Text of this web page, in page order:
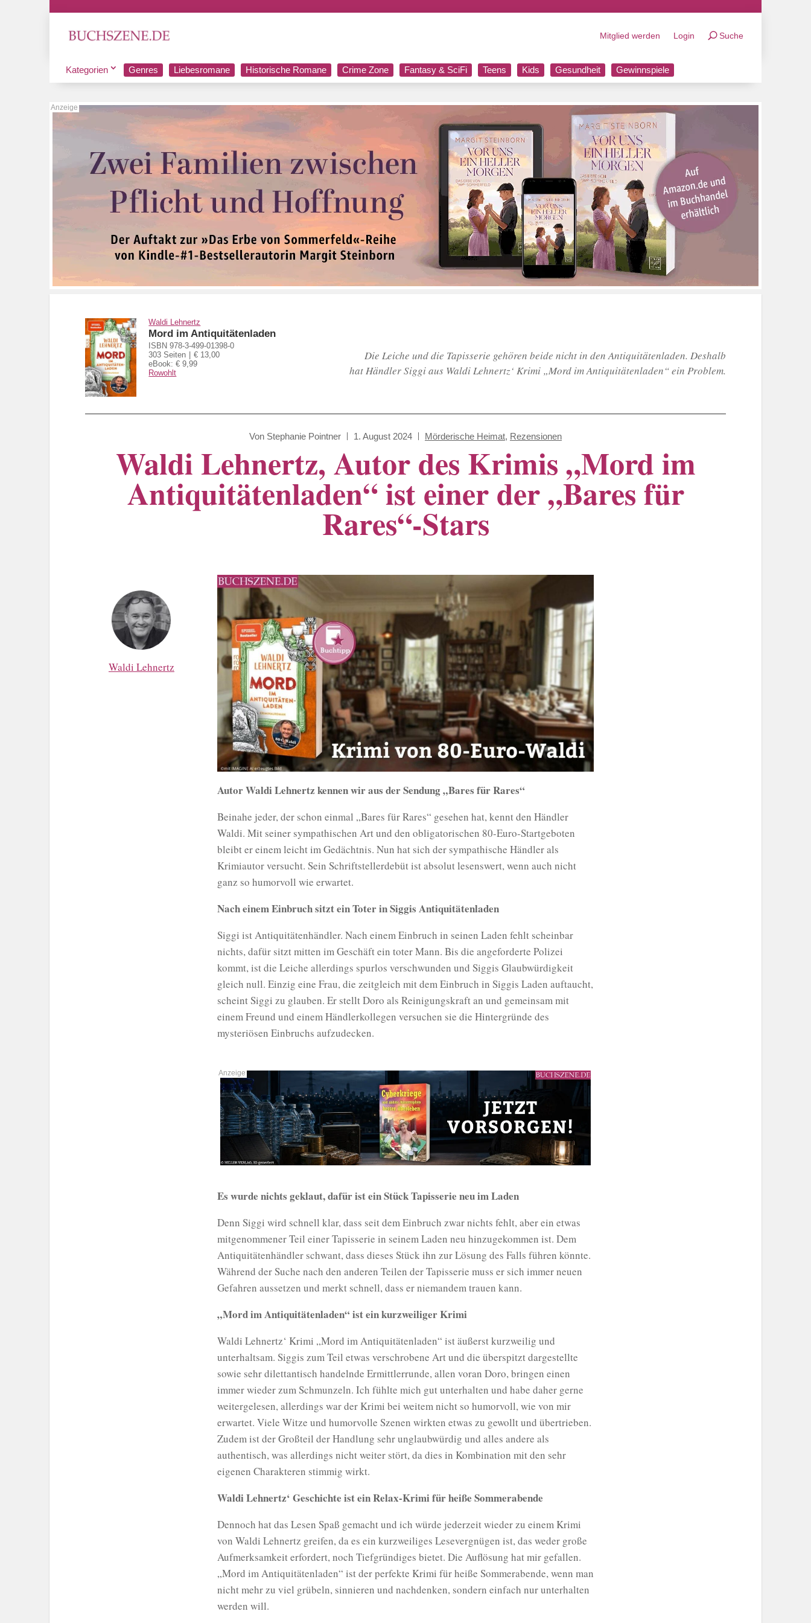
Mitglied werden Login Suche
Kategorien Genres Liebesromane Historische Romane Crime Zone Fantasy & SciFi Teens Kids Gesundheit Gewinnspiele
Waldi Lehnertz
Mord im Antiquitätenladen
ISBN 978-3-499-01398-0
303 Seiten
€ 13,00
eBook: € 9,99
Rowohlt
Die Leiche und die Tapisserie gehören beide nicht in den Antiquitätenladen. Deshalb
hat Händler Siggi aus Waldi Lehnertz‘ Krimi „Mord im Antiquitätenladen“ ein Problem.
Von Stephanie Pointner 1. August 2024 Mörderische Heimat, Rezensionen
Waldi Lehnertz, Autor des Krimis „Mord im
Antiquitätenladen“ ist einer der „Bares für
Rares“-Stars
Waldi Lehnertz
Autor Waldi Lehnertz kennen wir aus der Sendung „Bares für Rares“
Beinahe jeder, der schon einmal „Bares für Rares“ gesehen hat, kennt den Händler
Waldi. Mit seiner sympathischen Art und den obligatorischen 80-Euro-Startgeboten
bleibt er einem leicht im Gedächtnis. Nun hat sich der sympathische Händler als
Krimiautor versucht. Sein Schriftstellerdebüt ist absolut lesenswert, wenn auch nicht
ganz so humorvoll wie erwartet.
Nach einem Einbruch sitzt ein Toter in Siggis Antiquitätenladen
Siggi ist Antiquitätenhändler. Nach einem Einbruch in seinen Laden fehlt scheinbar
nichts, dafür sitzt mitten im Geschäft ein toter Mann. Bis die angeforderte Polizei
kommt, ist die Leiche allerdings spurlos verschwunden und Siggis Glaubwürdigkeit
gleich null. Einzig eine Frau, die zeitgleich mit dem Einbruch in Siggis Laden auftaucht,
scheint Siggi zu glauben. Er stellt Doro als Reinigungskraft an und gemeinsam mit
einem Freund und einem Händlerkollegen versuchen sie die Hintergründe des
mysteriösen Einbruchs aufzudecken.
Es wurde nichts geklaut, dafür ist ein Stück Tapisserie neu im Laden
Denn Siggi wird schnell klar, dass seit dem Einbruch zwar nichts fehlt, aber ein etwas
mitgenommener Teil einer Tapisserie in seinem Laden neu hinzugekommen ist. Dem
Antiquitätenhändler schwant, dass dieses Stück ihn zur Lösung des Falls führen könnte.
Während der Suche nach den anderen Teilen der Tapisserie muss er sich immer neuen
Gefahren aussetzen und merkt schnell, dass er niemandem trauen kann.
„Mord im Antiquitätenladen“ ist ein kurzweiliger Krimi
Waldi Lehnertz‘ Krimi „Mord im Antiquitätenladen“ ist äußerst kurzweilig und
unterhaltsam. Siggis zum Teil etwas verschrobene Art und die überspitzt dargestellte
sowie sehr dilettantisch handelnde Ermittlerrunde, allen voran Doro, bringen einen
immer wieder zum Schmunzeln. Ich fühlte mich gut unterhalten und habe daher gerne
weitergelesen, allerdings war der Krimi bei weitem nicht so humorvoll, wie von mir
erwartet. Viele Witze und humorvolle Szenen wirkten etwas zu gewollt und übertrieben.
Zudem ist der Großteil der Handlung sehr unglaubwürdig und alles andere als
authentisch, was allerdings nicht weiter stört, da dies in Kombination mit den sehr
eigenen Charakteren stimmig wirkt.
Waldi Lehnertz‘ Geschichte ist ein Relax-Krimi für heiße Sommerabende
Dennoch hat das Lesen Spaß gemacht und ich würde jederzeit wieder zu einem Krimi
von Waldi Lehnertz greifen, da es ein kurzweiliges Lesevergnügen ist, das weder große
Aufmerksamkeit erfordert, noch Tiefgründiges bietet. Die Auflösung hat mir gefallen.
„Mord im Antiquitätenladen“ ist der perfekte Krimi für heiße Sommerabende, wenn man
nicht mehr zu viel grübeln, sinnieren und nachdenken, sondern einfach nur unterhalten
werden will.